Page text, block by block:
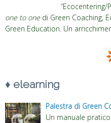
“Ecocentering/
one to one di Green Coaching,
Green Education. Un
♦ elearning
Palestra di Green
Un manuale